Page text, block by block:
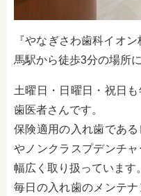
『やなぎさわ歯科イオ
馬駅から徒歩3分の場所
土曜日・日曜日・祝日
歯医者さんです。
保険適用の入れ歯であ
やノンクラスプデンチ
幅広く取り扱っています。
毎日の入れ歯のメンテ